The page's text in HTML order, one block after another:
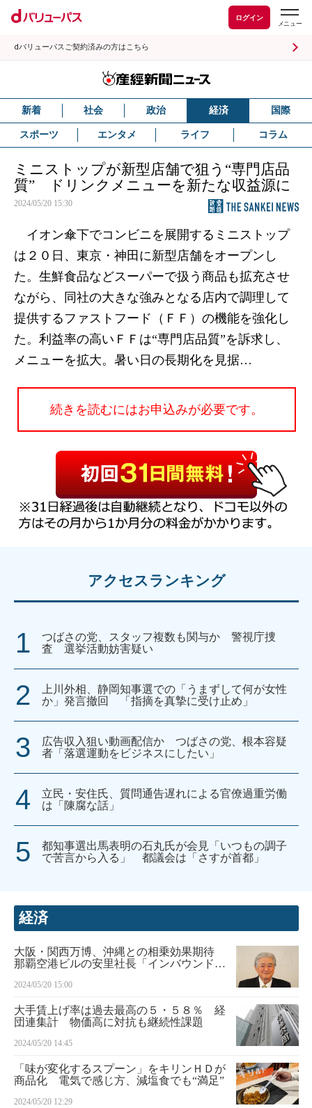
ログイン
dバリューパスご契約済みの方はこちら
新着 社会 政治 経済 国際
スポーツ エンタメ ライフ コラム
ミニストップが新型店舗で狙う“専門店品
質” ドリンクメニューを新たな収益源に
2024/05/20 15:30
イオン傘下でコンビニを展開するミニストップ
は２０日、東京・神田に新型店舗をオープンし
た。生鮮食品などスーパーで扱う商品も拡充させ
ながら、同社の大きな強みとなる店内で調理して
提供するファストフード（ＦＦ）の機能を強化し
た。利益率の高いＦＦは“専門店品質”を訴求し、
メニューを拡大。暑い日の長期化を見据…
続きを読むにはお申込みが必要です。
アクセスランキング
つばさの党、スタッフ複数も関与か 警視庁捜
査 選挙活動妨害疑い
上川外相、静岡知事選での「うまずして何が女性
か」発言撤回 「指摘を真摯に受け止め」
広告収入狙い動画配信か つばさの党、根本容疑
者「落選運動をビジネスにしたい」
立民・安住氏、質問通告遅れによる官僚過重労働
は「陳腐な話」
都知事選出馬表明の石丸氏が会見「いつもの調子
で苦言から入る」 都議会は「さすが首都」
経済
大阪・関西万博、沖縄との相乗効果期待
那覇空港ビルの安里社長「インバウンド送
2024/05/20 15:00
大手賃上げ率は過去最高の５・５８％ 経
団連集計 物価高に対抗も継続性課題
2024/05/20 14:45
「味が変化するスプーン」をキリンＨＤが
商品化 電気で感じ方、減塩食でも“満足”
2024/05/20 12:29